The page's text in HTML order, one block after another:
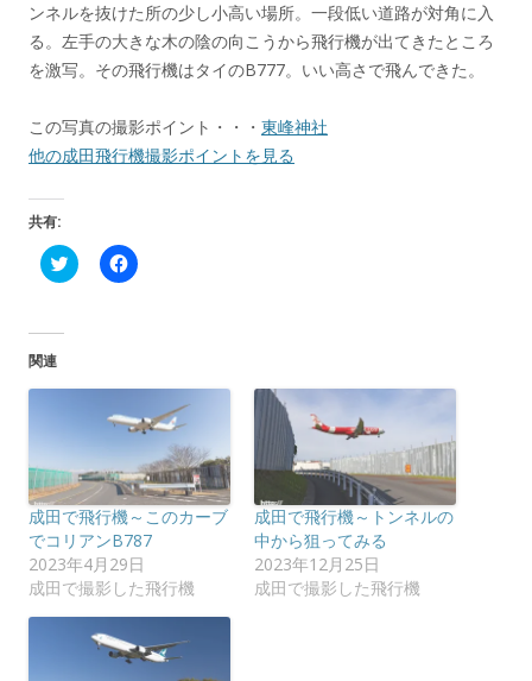
ンネルを抜けた所の少し小高い場所。一段低い道路が対角に入
る。左手の大きな木の陰の向こうから飛行機が出てきたところ
を激写。その飛行機はタイのB777。いい高さで飛んできた。
この写真の撮影ポイント・・・ 東峰神社
他の成田飛行機撮影ポイントを見る
共有:
ク
リ
i
共
有
(
新
し
い
ウ
ィ
ン
ド
F
a
で
有
す
に
は
ク
リ
ッ
ク
し
て
く
だ
さ
(
新
関連
成田で飛行機～このカーブ
でコリアンB787
2023年4月29日
成田で撮影した飛行機
成田で飛行機～トンネルの
中から狙ってみる
2023年12月25日
成田で撮影した飛行機